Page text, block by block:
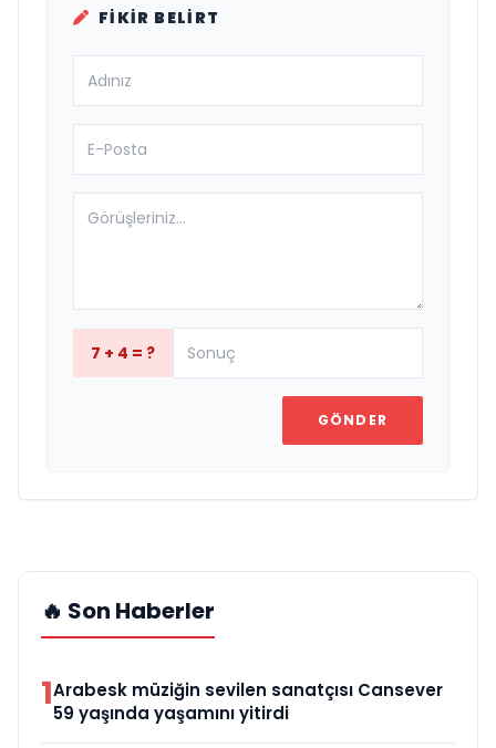
FIKIR BELIRT
7 + 4 = ?
GÖNDER
🔥 Son Haberler
1Arabesk müziğin sevilen sanatçısı Cansever
59 yaşında yaşamını yitirdi